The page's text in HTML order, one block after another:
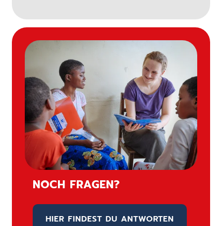
NOCH FRAGEN?
HIER FINDEST DU ANTWORTEN